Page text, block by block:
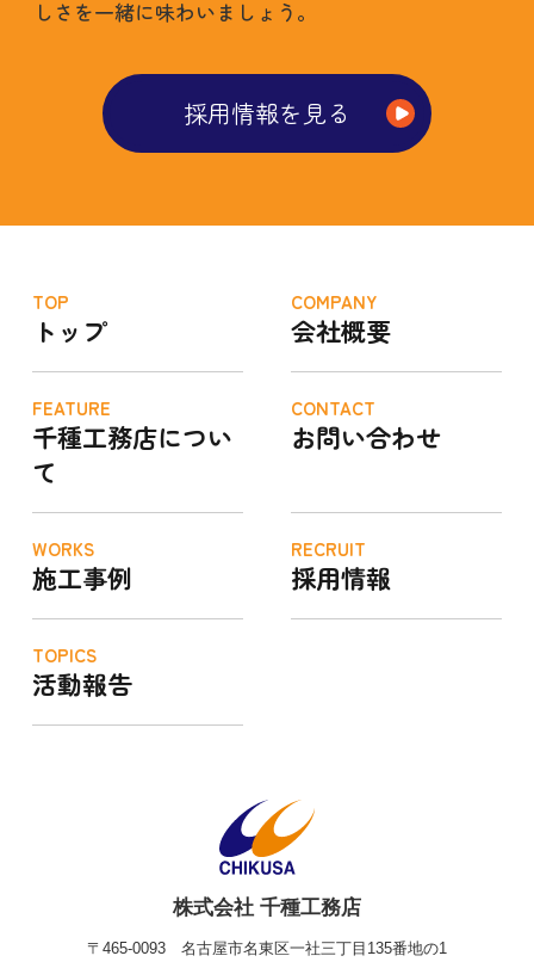
しさを一緒に味わいましょう。
採用情報を見る
TOP
トップ
COMPANY
会社概要
FEATURE
千種工務店につい
て
CONTACT
お問い合わせ
WORKS
施工事例
RECRUIT
採用情報
TOPICS
活動報告
株式会社 千種工務店
〒465-0093 名古屋市名東区一社三丁目135番地の1